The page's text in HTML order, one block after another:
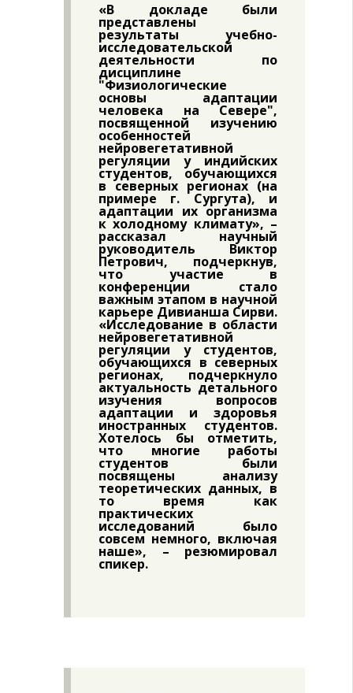
«В докладе были
представлены
результаты учебно-
исследовательской
деятельности по
дисциплине
"Физиологические
основы адаптации
человека на Севере",
посвященной изучению
особенностей
нейровегетативной
регуляции у индийских
студентов, обучающихся
в северных регионах (на
примере г. Сургута), и
адаптации их организма
к холодному климату», –
рассказал научный
руководитель Виктор
Петрович, подчеркнув,
что участие в
конференции стало
важным этапом в научной
карьере Дивианша Сирви.
«Исследование в области
нейровегетативной
регуляции у студентов,
обучающихся в северных
регионах, подчеркнуло
актуальность детального
изучения вопросов
адаптации и здоровья
иностранных студентов.
Хотелось бы отметить,
что многие работы
студентов были
посвящены анализу
теоретических данных, в
то время как
практических
исследований было
совсем немного, включая
наше», – резюмировал
спикер.